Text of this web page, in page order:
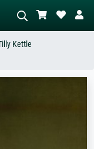
Kettle